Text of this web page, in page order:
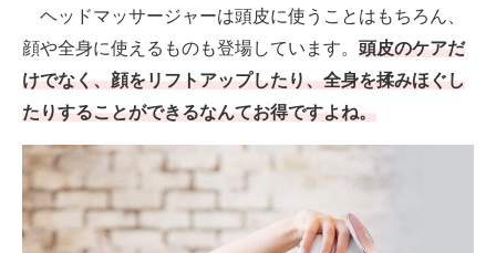
ヘッドマッサージャーは頭皮に使うことはもちろん、
顔や全身に使えるものも登場しています。 頭皮のケアだ
けでなく、顔をリフトアップしたり、全身を揉みほぐし
たりすることができるなんてお得ですよね。